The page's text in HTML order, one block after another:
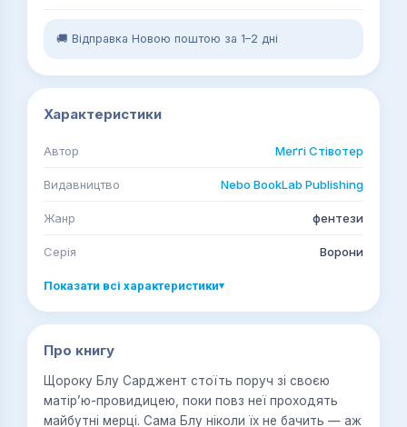
🚚 Відправка Новою поштою за 1–2 дні
Характеристики
Автор Меґґі Стівотер
Видавництво Nebo BookLab Publishing
Жанр фентези
Серія Ворони
Показати всі характеристики▾
Про книгу
Щороку Блу Сарджент стоїть поруч зі своєю
матір’ю-провидицею, поки повз неї проходять
майбутні мерці. Сама Блу ніколи їх не бачить — аж